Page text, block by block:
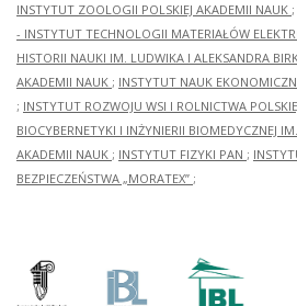
INSTYTUT ZOOLOGII POLSKIEJ AKADEMII NAUK ;
- INSTYTUT TECHNOLOGII MATERIAŁÓW
HISTORII NAUKI IM. LUDWIKA I ALEKSANDRA
AKADEMII NAUK ; INSTYTUT NAUK
; INSTYTUT ROZWOJU WSI I ROLNICTWA
BIOCYBERNETYKI I INŻYNIERII BIOMEDYCZNEJ
AKADEMII NAUK ; INSTYTUT FIZYKI PAN ;
BEZPIECZEŃSTWA „MORATEX” ;